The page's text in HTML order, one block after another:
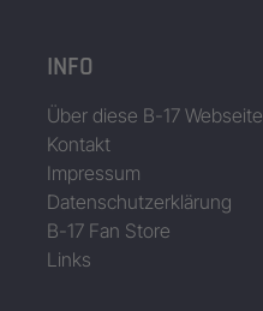
INFO
Über diese B-17 Webseite
Kontakt
Impressum
Datenschutzerklärung
B-17 Fan Store
Links